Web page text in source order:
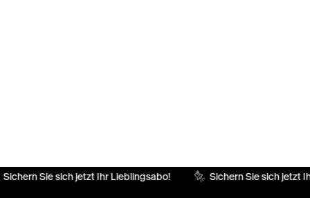
Sie sich jetzt Ihr Lieblingsabo! Sichern Sie sich jetzt